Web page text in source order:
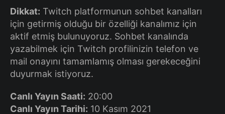
Dikkat: Twitch platformunun sohbet kanalları
için getirmiş olduğu bir özelliği kanalımız için
aktif etmiş bulunuyoruz. Sohbet kanalında
yazabilmek için Twitch profilinizin telefon ve
mail onayını tamamlamış olması gerekeceğini
duyurmak istiyoruz.
Canlı Yayın Saati: 20:00
Canlı Yayın Tarihi: 10 Kasım 2021